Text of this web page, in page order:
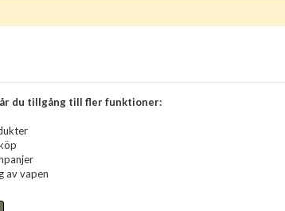
du tillgång till fler funktioner:
av vapen